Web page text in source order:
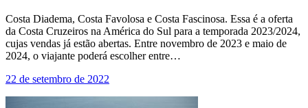
Costa Diadema, Costa Favolosa e Costa Fascinosa. Essa é a oferta
da Costa Cruzeiros na América do Sul para a temporada 2023/2024,
cujas vendas já estão abertas. Entre novembro de 2023 e maio de
2024, o viajante poderá escolher entre…
22 de setembro de 2022